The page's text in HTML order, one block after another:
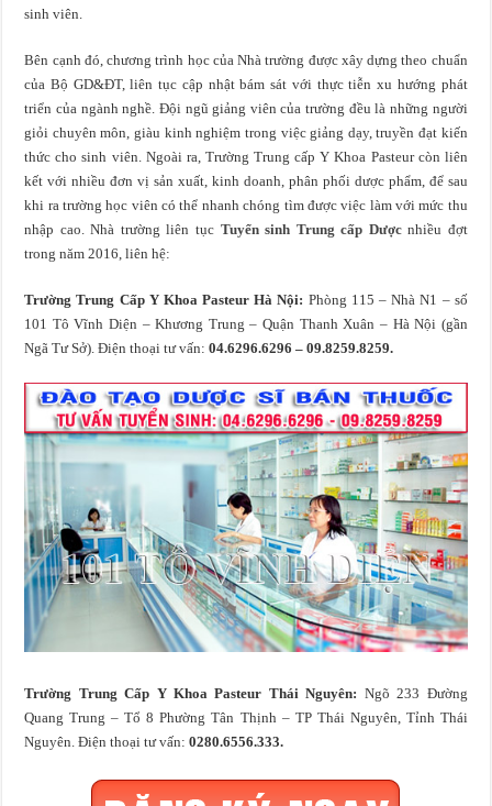
sinh viên.
Bên cạnh đó, chương trình học của Nhà trường được xây dựng theo chuẩn
của Bộ GD&ĐT, liên tục cập nhật bám sát với thực tiễn xu hướng phát
triển của ngành nghề. Đội ngũ giảng viên của trường đều là những người
giỏi chuyên môn, giàu kinh nghiệm trong việc giảng dạy, truyền đạt kiến
thức cho sinh viên. Ngoài ra, Trường Trung cấp Y Khoa Pasteur còn liên
kết với nhiều đơn vị sản xuất, kinh doanh, phân phối dược phẩm, để sau
khi ra trường học viên có thể nhanh chóng tìm được việc làm với mức thu
nhập cao. Nhà trường liên tục Tuyển sinh Trung cấp Dượcnhiều đợt
trong năm 2016, liên hệ:
Trường Trung Cấp Y Khoa Pasteur Hà Nội: Phòng 115 – Nhà N1 – số
101 Tô Vĩnh Diện – Khương Trung – Quận Thanh Xuân – Hà Nội (gần
Ngã Tư Sở). Điện thoại tư vấn:04.6296.6296 – 09.8259.8259.
Trường Trung Cấp Y Khoa Pasteur Thái Nguyên: Ngõ 233 Đường
Quang Trung – Tổ 8 Phường Tân Thịnh – TP Thái Nguyên, Tỉnh Thái
Nguyên. Điện thoại tư vấn:0280.6556.333.